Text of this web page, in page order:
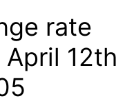
rate
12th